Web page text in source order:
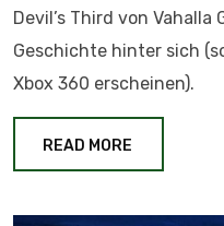
Devil’s Third von
Geschichte hinter sich
Xbox 360 erscheinen).
READ MORE